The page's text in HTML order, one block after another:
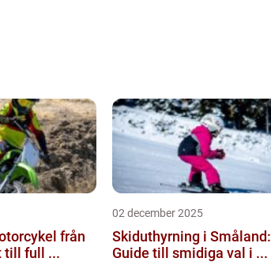
från
till full ...
02 december 2025
Skiduthyrning i Småland:
Guide till smidiga val i ...